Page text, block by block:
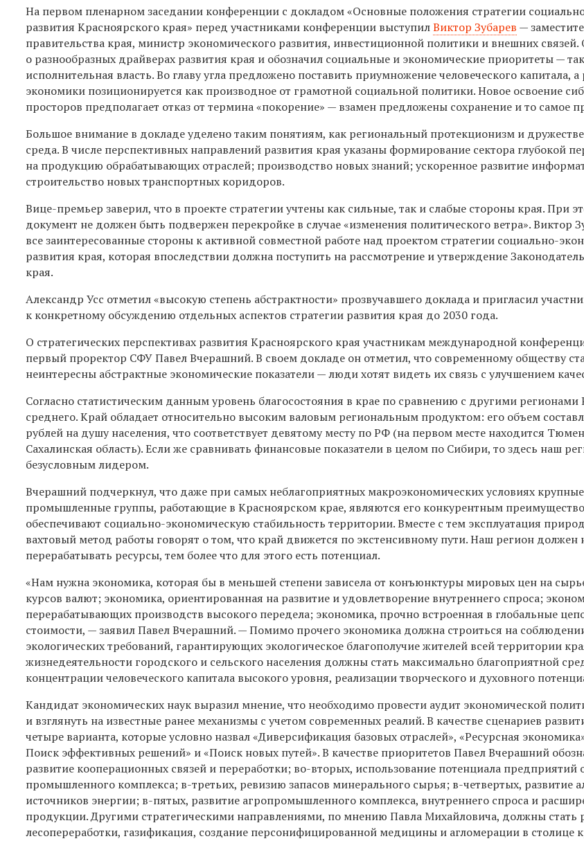
На первом пленарном заседании конференции с докладом «Основные положения стратегии
развития Красноярского края» перед участниками конференции выступилВиктор Зубарев —
правительства края, министр экономического развития, инвестиционной политики и внешних
о разнообразных драйверах развития края и обозначил социальные и экономические приоритеты —
исполнительная власть. Во главу угла предложено поставить приумножение человеческого капитала, а
экономики позиционируется как производное от грамотной социальной политики. Новое освоение
просторов предполагает отказ от термина «покорение» — взамен предложены сохранение и то самое
Большое внимание в докладе уделено таким понятиям, как региональный протекционизм и
среда. В числе перспективных направлений развития края указаны формирование сектора глубокой
на продукцию обрабатывающих отраслей; производство новых знаний; ускоренное развитие
строительство новых транспортных коридоров.
Вице-премьер заверил, что в проекте стратегии учтены как сильные, так и слабые стороны края. При
документ не должен быть подвержен перекройке в случае «изменения политического ветра». Виктор
все заинтересованные стороны к активной совместной работе над проектом стратегии социально-
развития края, которая впоследствии должна поступить на рассмотрение и утверждение
края.
Александр Усс отметил «высокую степень абстрактности» прозвучавшего доклада и пригласил
к конкретному обсуждению отдельных аспектов стратегии развития края до 2030 года.
О стратегических перспективах развития Красноярского края участникам международной
первый проректор СФУ Павел Вчерашний. В своем докладе он отметил, что современному обществу
неинтересны абстрактные экономические показатели — люди хотят видеть их связь с улучшением
Согласно статистическим данным уровень благосостояния в крае по сравнению с другими
среднего. Край обладает относительно высоким валовым региональным продуктом: его объем
рублей на душу населения, что соответствует девятому месту по РФ (на первом месте находится
Сахалинская область). Если же сравнивать финансовые показатели в целом по Сибири, то здесь наш
безусловным лидером.
Вчерашний подчеркнул, что даже при самых неблагоприятных макроэкономических условиях
промышленные группы, работающие в Красноярском крае, являются его конкурентным
обеспечивают социально-экономическую стабильность территории. Вместе с тем эксплуатация
вахтовый метод работы говорят о том, что край движется по экстенсивному пути. Наш регион должен
перерабатывать ресурсы, тем более что для этого есть потенциал.
«Нам нужна экономика, которая бы в меньшей степени зависела от конъюнктуры мировых цен на
курсов валют; экономика, ориентированная на развитие и удовлетворение внутреннего спроса;
перерабатывающих производств высокого передела; экономика, прочно встроенная в глобальные
стоимости, — заявил Павел Вчерашний. — Помимо прочего экономика должна строиться на
экологических требований, гарантирующих экологическое благополучие жителей всей территории
жизнедеятельности городского и сельского населения должны стать максимально благоприятной
концентрации человеческого капитала высокого уровня, реализации творческого и духовного
Кандидат экономических наук выразил мнение, что необходимо провести аудит экономической
и взглянуть на известные ранее механизмы с учетом современных реалий. В качестве сценариев
четыре варианта, которые условно назвал «Диверсификация базовых отраслей», «Ресурсная
Поиск эффективных решений» и «Поиск новых путей». В качестве приоритетов Павел Вчерашний
развитие кооперационных связей и переработки; во-вторых, использование потенциала предприятий
промышленного комплекса; в-третьих, ревизию запасов минерального сырья; в-четвертых, развитие
источников энергии; в-пятых, развитие агропромышленного комплекса, внутреннего спроса и
продукции. Другими стратегическими направлениями, по мнению Павла Михайловича, должны стать
лесопереработки, газификация, создание персонифицированной медицины и агломерации в столице